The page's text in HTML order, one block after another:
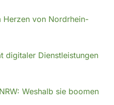
Herzen von Nordrhein-
digitaler Dienstleistungen
Weshalb sie boomen